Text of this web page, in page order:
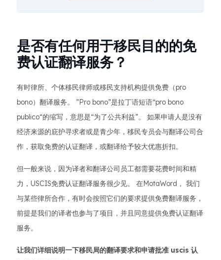
是否有任何用于移民目的的免
费认证翻译服务？
有时律所、个体移民律师或移民支持机构提供免费（pro
bono）翻译服务。 ”Pro bono”是拉丁语短语“pro bono
publico“的缩写，意思是“为了公共利益”。 如果申请人是没有
经济来源的庇护寻求者或是青少年，移民专员会与翻译公司合
作，获取免费的认证翻译，或翻译给予较大优惠折扣。
但一般来说，因为译者和翻译公司员工都需要花费时间和精
力，USCIS免费认证翻译服务很少见。 在MotaWord， 我们
与某些律所合作，有时会按照它们的要求提供免费翻译服务，
前提是我们的译者也参与了项目，并且同意提供免费认证翻译
服务。
让我们详细说明一下移民局的翻译要求和申请批准 uscis 认